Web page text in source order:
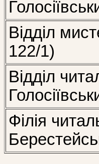
Відділ
122/1)
Відділ
Філія